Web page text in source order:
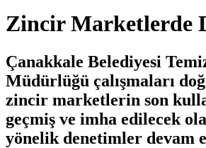
Zincir Marketlerde
Çanakkale Belediyesi
Müdürlüğü çalışmaları
zincir marketlerin son
geçmiş ve imha edilecek
yönelik denetimler devam